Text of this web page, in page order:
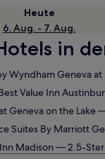
Heute
6. Aug. - 7. Aug.
in
Wyndham Geneva at
Value Inn
Geneva on the Lake
Suites By Marriott
Madison— 2.5-